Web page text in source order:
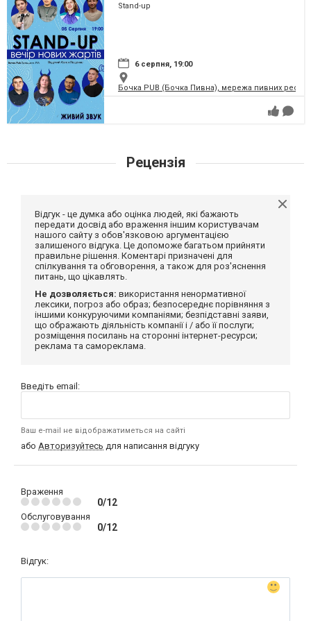
Stand-up
6 серпня, 19:00
Бочка PUB (Бочка Пивна), мережа пивних
Рецензія
Відгук - це думка або оцінка людей, які бажають
передати досвід або враження іншим користувачам
нашого сайту з обов'язковою аргументацією
залишеного відгука. Це допоможе багатьом прийняти
правильне рішення. Коментарі призначені для
спілкування та обговорення, а також для роз'яснення
питань, що цікавлять.
Не дозволяється: використання ненормативної
лексики, погроз або образ; безпосереднє порівняння з
іншими конкуруючими компаніями; безпідставні заяви,
що ображають діяльність компанії і / або її послуги;
розміщення посилань на сторонні інтернет-ресурси;
реклама та самореклама.
Введіть email:
Ваш e-mail не відображатиметься на сайті
або Авторизуйтесь для написання відгуку
Враження
0/12
Обслуговування
0/12
Відгук: